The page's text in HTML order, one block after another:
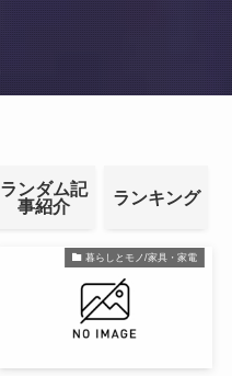
ランダム記
事紹介
ランキング
暮らしとモノ/家具・家電